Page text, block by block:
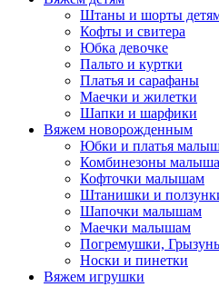
Штаны и шорты
Кофты и свитера
Юбка девочке
Пальто и куртки
Платья и сарафаны
Маечки и жилетки
Шапки и шарфики
Вяжем новорожденным
Юбки и платья
Комбинезоны
Кофточки малышам
Штанишки и
Шапочки малышам
Маечки малышам
Погремушки,
Носки и пинетки
Вяжем игрушки